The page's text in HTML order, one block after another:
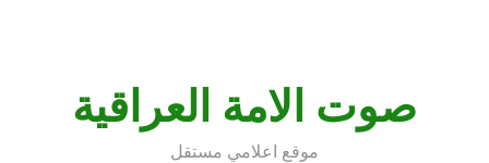
صوت الامة العراقية
موقع اعلامي مستقل